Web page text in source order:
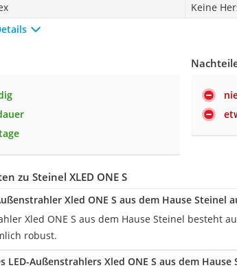
Keine
zu Steinel XLED ONE S
Xled ONE S aus dem Hause Steinel
Xled ONE S aus dem Hause Steinel besteht
robust.
LED-Außenstrahlers Xled ONE S aus dem